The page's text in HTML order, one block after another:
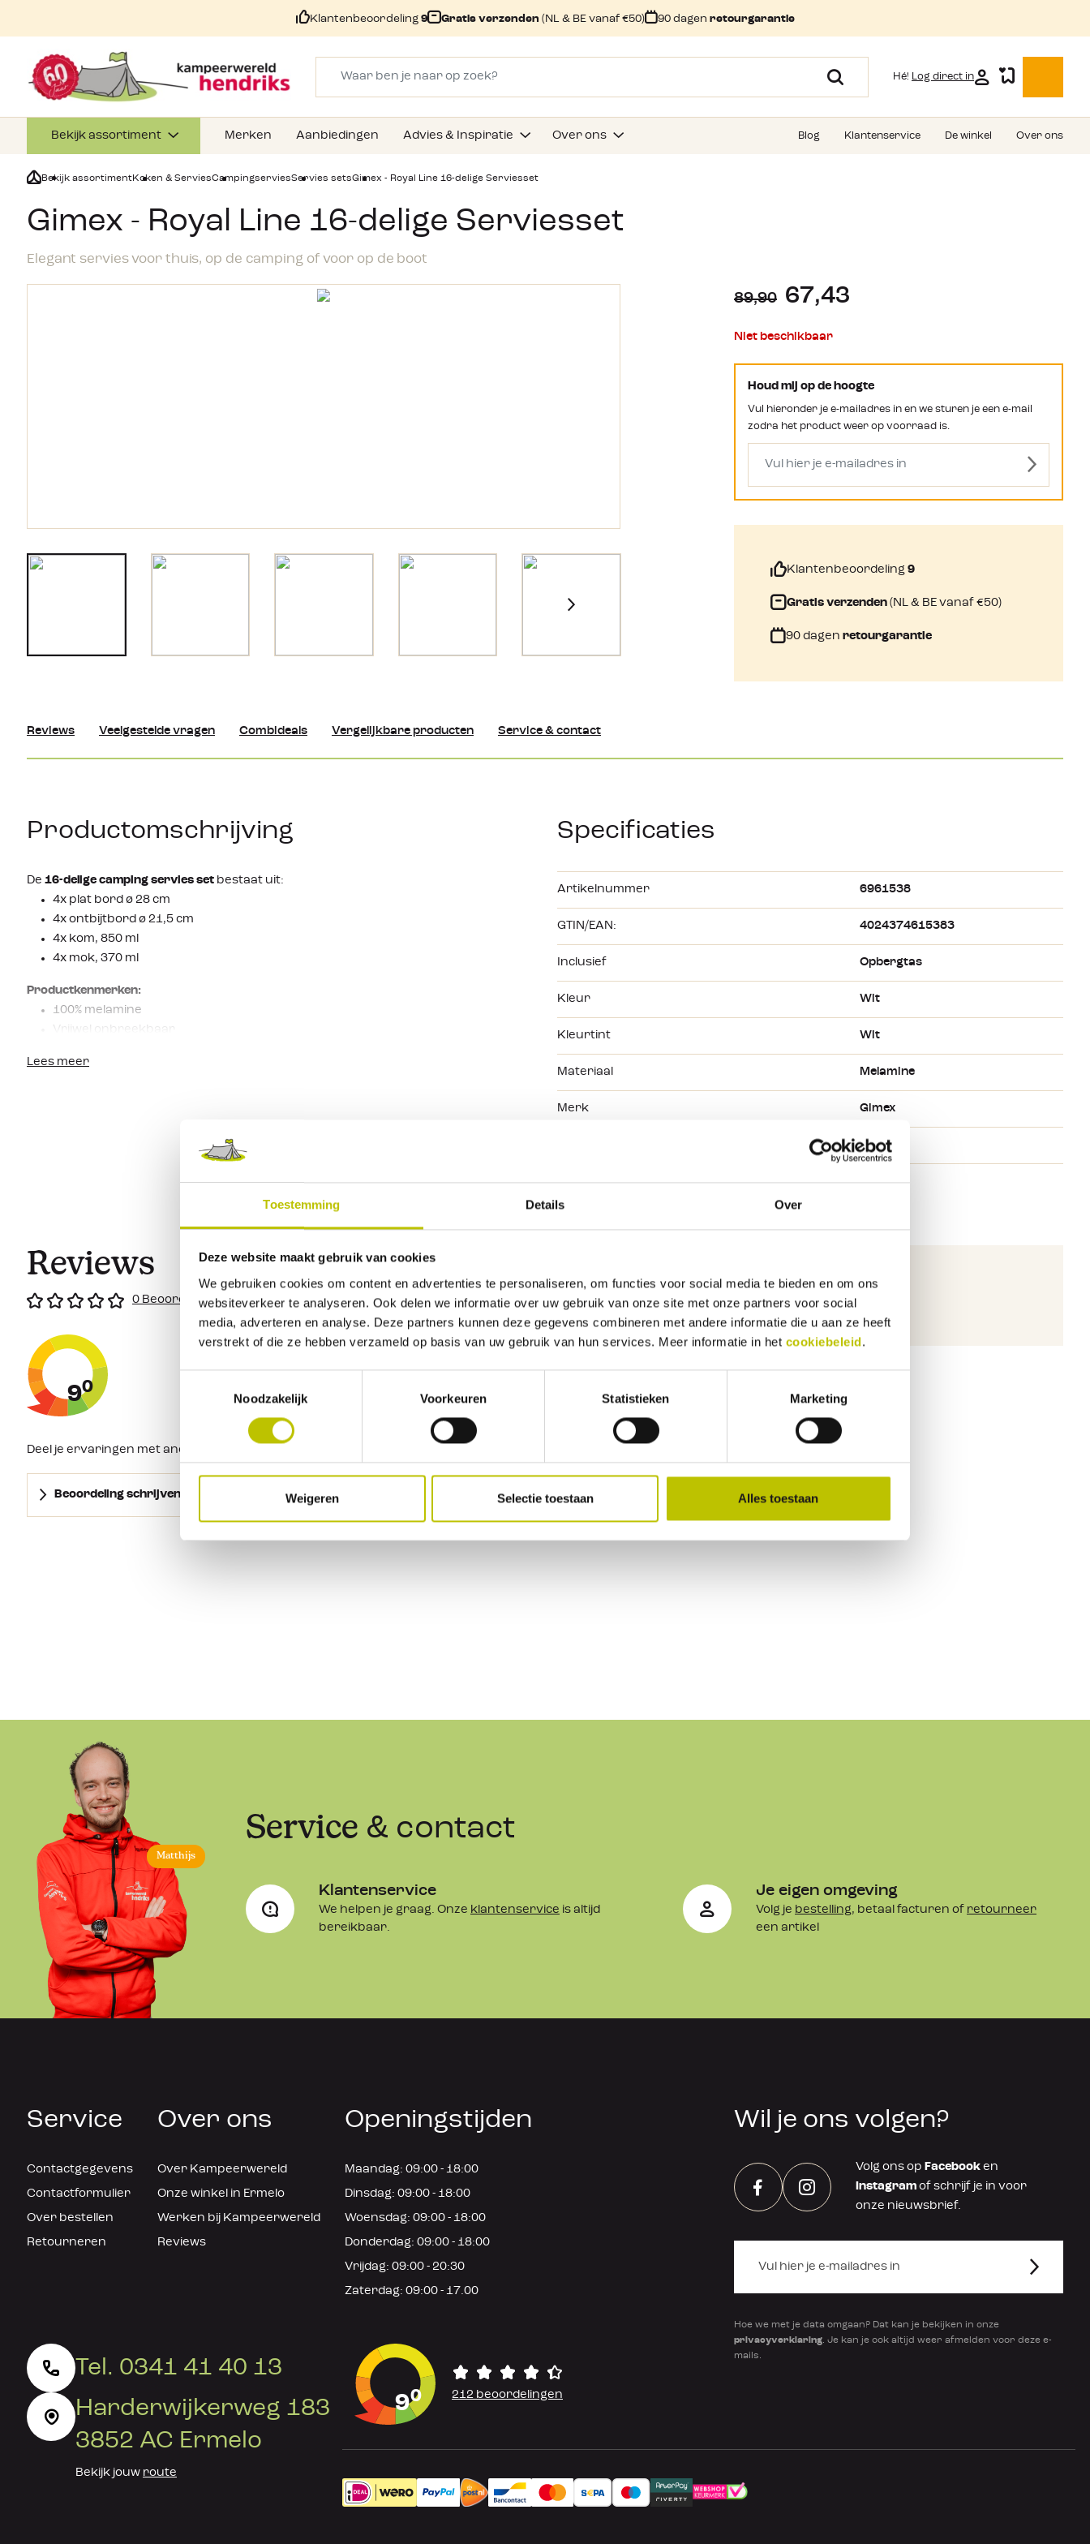
Toestemming Details Over
Deze website maakt gebruik van cookies
We gebruiken cookies om content en advertenties te personaliseren, om functies voor social media te bieden en om ons
websiteverkeer te analyseren. Ook delen we informatie over uw gebruik van onze site met onze partners voor social
media, adverteren en analyse. Deze partners kunnen deze gegevens combineren met andere informatie die u aan ze heeft
verstrekt of die ze hebben verzameld op basis van uw gebruik van hun services. Meer informatie in het cookiebeleid.
Noodzakelijk
Voorkeuren Statistieken Marketing
Weigeren Selectie toestaan Alles toestaan
Klantenbeoordeling 9 Gratis verzenden (NL & BE vanaf €50) 90 dagen retourgarantie
Hé! Log direct in
Bekijk assortiment Merken Aanbiedingen Advies & Inspiratie Over ons Blog Klantenservice De winkel Over ons
Bekijk assortimentKoken & ServiesCampingserviesServies setsGimex - Royal Line 16-delige Serviesset
Gimex - Royal Line 16-delige Serviesset
Elegant servies voor thuis, op de camping of voor op de boot
89,90 67,43
Niet beschikbaar
Houd mij op de hoogte
Vul hieronder je e-mailadres in en we sturen je een e-mail
zodra het product weer op voorraad is.
Klantenbeoordeling 9
Gratis verzenden (NL & BE vanaf €50)
90 dagen retourgarantie
Reviews Veelgestelde vragen Combideals Vergelijkbare producten Service & contact
Productomschrijving
De 16-delige camping servies set bestaat uit:
4x plat bord ø 28 cm
4x ontbijtbord ø 21,5 cm
4x kom, 850 ml
4x mok, 370 ml
Productkenmerken:
100% melamine
Vrijwel onbreekbaar
Food approved
16-delige servies set
Lees meer
Specificaties
Artikelnummer 6961538
GTIN/EAN: 4024374615383
Inclusief Opbergtas
Kleur Wit
Kleurtint Wit
Materiaal Melamine
Merk Gimex
Ja
Reviews
0 Beoordeling
90
Deel je ervaringen met andere klanten.
Beoordeling schrijven
Geen beoordelingen gevonden. Deel als eerste je inzichten.
Matthijs
Service & contact
Klantenservice
We helpen je graag. Onze klantenservice is altijd
bereikbaar.
Je eigen omgeving
Volg je bestelling, betaal facturen of retourneer
een artikel
Service
Contactgegevens
Contactformulier
Over bestellen
Retourneren
Over ons
Over Kampeerwereld
Onze winkel in Ermelo
Werken bij Kampeerwereld
Reviews
Openingstijden
Maandag: 09:00 - 18:00
Dinsdag: 09:00 - 18:00
Woensdag: 09:00 - 18:00
Donderdag: 09:00 - 18:00
Vrijdag: 09:00 - 20:30
Zaterdag: 09:00 - 17.00
Wil je ons volgen?
FacebookInstagram
Volg ons op Facebook en
Instagram of schrijf je in voor
onze nieuwsbrief.
Hoe we met je data omgaan? Dat kan je bekijken in onze
privacyverklaring. Je kan je ook altijd weer afmelden voor deze e-
mails.
Tel. 0341 41 40 13
Harderwijkerweg 183
3852 AC Ermelo
Bekijk jouw route
90 212 beoordelingen